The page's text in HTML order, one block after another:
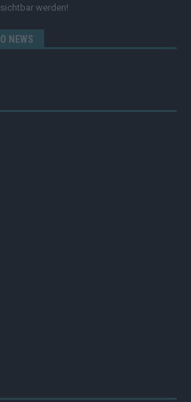
werden!
NEWS